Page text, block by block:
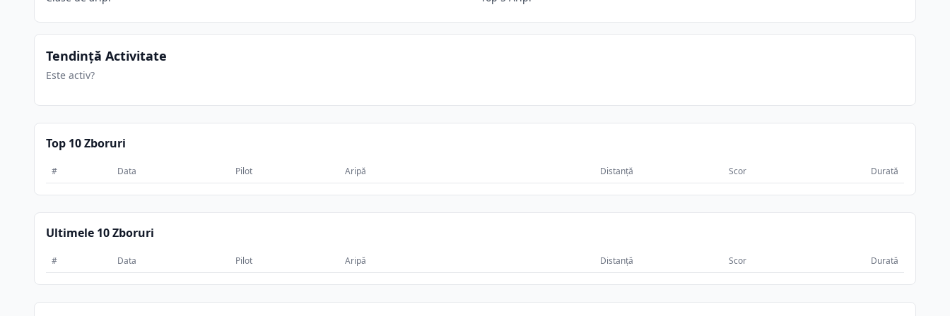
Tendință Activitate
Este activ?
Top 10 Zboruri
# Data Pilot Aripă Distanță Scor Durată
Ultimele 10 Zboruri
# Data Pilot Aripă Distanță Scor Durată